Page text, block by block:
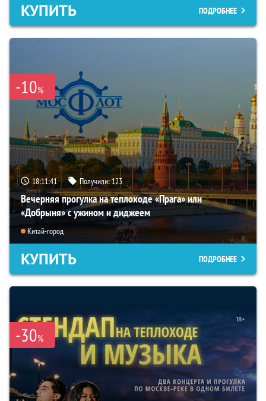
КУПИТЬ ПОДРОБНЕЕ
-10%
18:11:40 Получили:123
Вечерняя прогулка на теплоходе «Прага» или
«Добрыня» с ужином и диджеем
Китай-город
КУПИТЬ ПОДРОБНЕЕ
-30%